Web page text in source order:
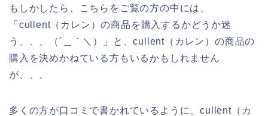
もしかしたら、こちらをご覧の方の中には、
「cullent（カレン）の商品を購入するかどうか迷
う、、、（´＿｀＼）」と、cullent（カレン）の商品の
購入を決めかねている方もいるかもしれません
が、、、
多くの方が口コミで書かれているように、cullent（カ